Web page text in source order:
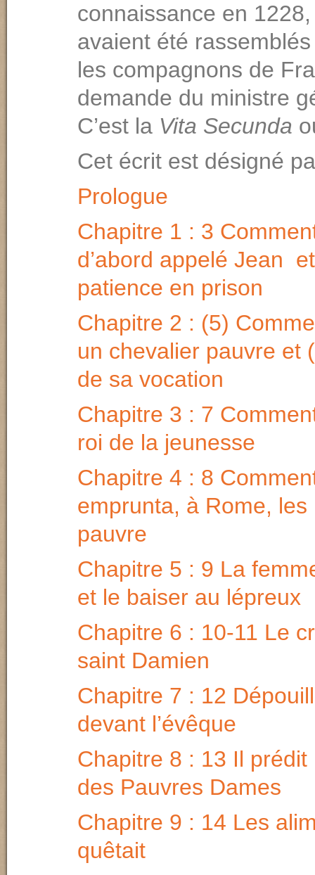
connaissance en
avaient été
les compagnons de
demande du ministre
C’est la Vita Secunda
Cet écrit est désigné
Prologue
Chapitre 1 : 3
d’abord appelé Jean
patience en prison
Chapitre 2 : (5)
un chevalier pauvre et
de sa vocation
Chapitre 3 : 7
roi de la jeunesse
Chapitre 4 : 8
emprunta, à Rome, les
pauvre
Chapitre 5 : 9 La
et le baiser au lépreux
Chapitre 6 : 10-11 Le
saint Damien
Chapitre 7 : 12
devant l’évêque
Chapitre 8 : 13 Il prédit
des Pauvres Dames
Chapitre 9 : 14 Les
quêtait